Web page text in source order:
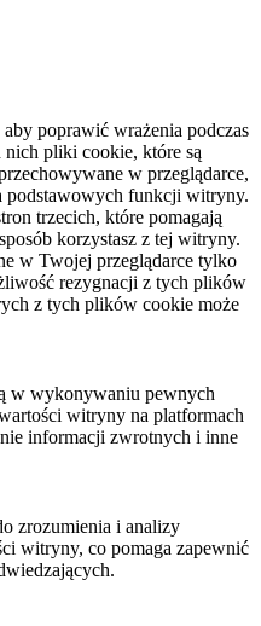
poprawić wrażenia podczas
nich pliki cookie, które są
w przeglądarce,
podstawowych funkcji witryny.
trzecich, które pomagają
korzystasz z tej witryny.
w Twojej przeglądarce tylko
rezygnacji z tych plików
z tych plików cookie może
w wykonywaniu pewnych
witryny na platformach
informacji zwrotnych i inne
zrozumienia i analizy
witryny, co pomaga zapewnić